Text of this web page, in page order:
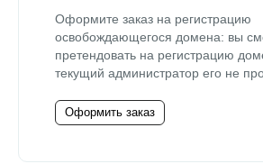
Оформите заказ на регистрацию
освобождающегося домена: вы
претендовать на регистрацию
текущий администратор его не
Оформить заказ